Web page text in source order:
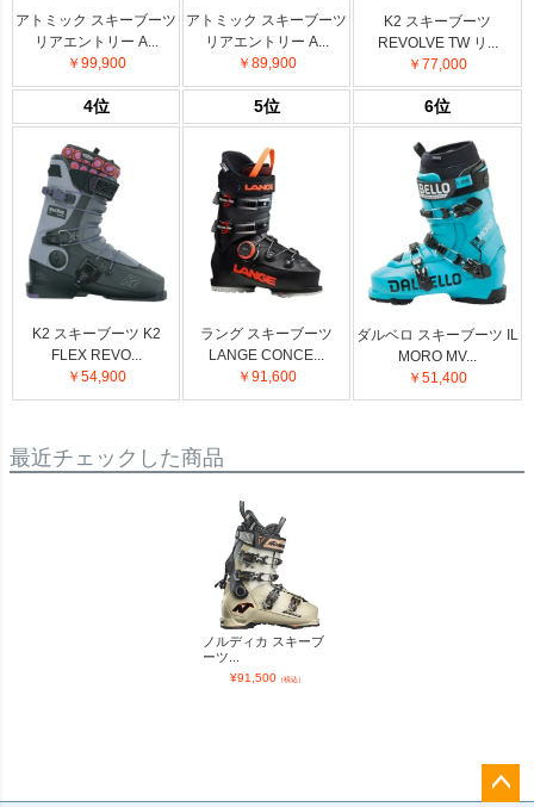
アトミック スキーブーツ
リアエントリー A...
￥99,900
アトミック スキーブーツ
リアエントリー A...
￥89,900
K2 スキーブーツ
REVOLVE TW リ...
￥77,000
4位 5位 6位
K2 スキーブーツ K2
FLEX REVO...
￥54,900
ラング スキーブーツ
LANGE CONCE...
￥91,600
ダルベロ スキーブーツ IL
MORO MV...
￥51,400
最近チェックした商品
ノルディカ スキーブ
ーツ...
¥91,500（税込）